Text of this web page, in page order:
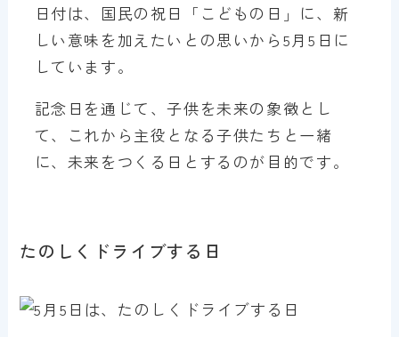
日付は、国民の祝日「こどもの日」に、新
しい意味を加えたいとの思いから5月5日に
しています。
記念日を通じて、子供を未来の象徴とし
て、これから主役となる子供たちと一緒
に、未来をつくる日とするのが目的です。
たのしくドライブする日